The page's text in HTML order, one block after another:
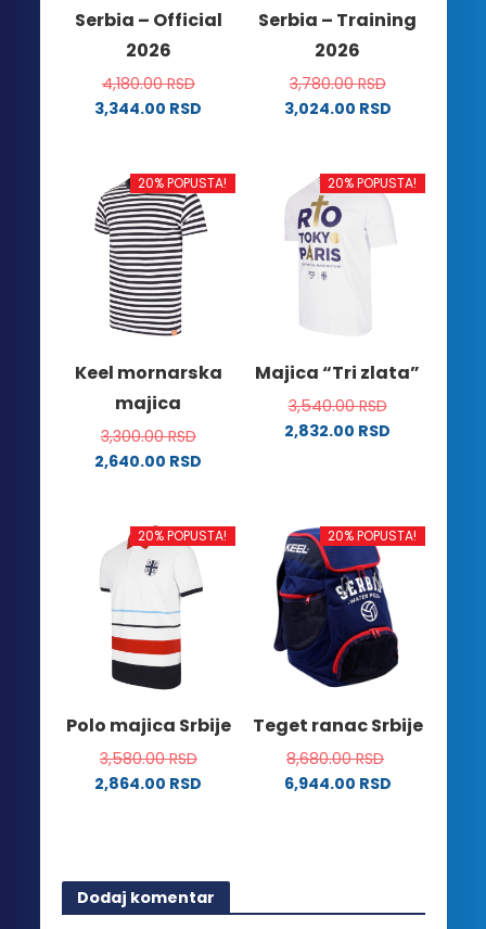
stranici
proizvoda.
proizvoda.
Serbia – Official
2026
4,180.00RSD
3,344.00 RSD
ima
više
varijanti.
Opcije
mogu
biti
izabrane
stranici
proizvoda.
Serbia – Training
2026
3,780.00RSD
3,024.00 RSD
ima
više
varijanti.
Opcije
izabrane
stranici
proizvoda.
20% POPUSTA!
Keel mornarska
majica
3,300.00RSD
2,640.00 RSD
ima
više
varijanti.
Opcije
mogu
biti
izabrane
stranici
proizvoda.
20% POPUSTA!
Majica “Tri zlata”
3,540.00RSD
2,832.00 RSD
više
varijanti.
Opcije
mogu
biti
izabrane
na
proizvoda.
20% POPUSTA!
Polo majica Srbije
3,580.00RSD
2,864.00 RSD
više
varijanti.
20% POPUSTA!
Teget ranac Srbije
8,680.00RSD
6,944.00 RSD
Dodaj komentar